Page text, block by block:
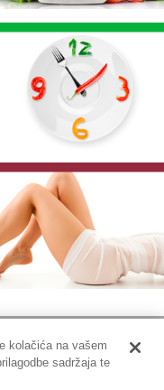
kolačića na vašem
sadržaja te